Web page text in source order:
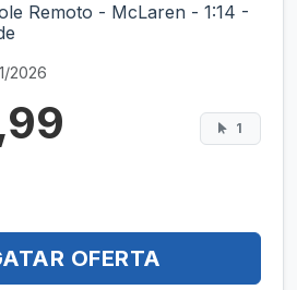
Remoto - McLaren - 1:14 -
2026
1
OFERTA